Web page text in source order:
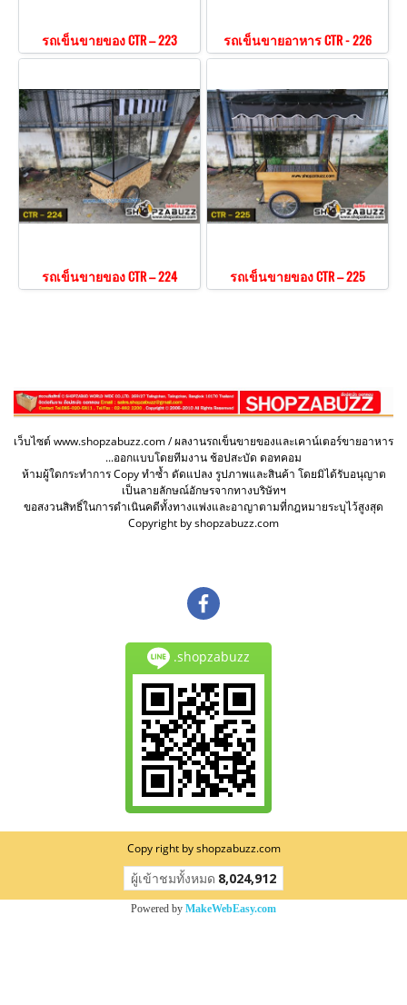
รถเข็นขายของ CTR – 223 รถเข็นขายอาหาร CTR - 226
รถเข็นขายของ CTR – 224 รถเข็นขายของ CTR – 225
เว็บไซต์ www.shopzabuzz.com / ผลงานรถเข็นขายของและเคาน์เตอร์ขายอาหาร
...ออกแบบโดยทีมงาน ช้อปสะบัด ดอทคอม
ห้ามผู้ใดกระทำการ Copy ทำซ้ำ ดัดแปลง รูปภาพและสินค้า โดยมิได้รับอนุญาต
เป็นลายลักษณ์อักษรจากทางบริษัทฯ
ขอสงวนสิทธิ์ในการดำเนินคดีทั้งทางแพ่งและอาญาตามที่กฎหมายระบุไว้สูงสุด
Copyright by shopzabuzz.com
.shopzabuzz
Copy right by shopzabuzz.com
ผู้เข้าชมทั้งหมด 8,024,912
Powered by MakeWebEasy.com